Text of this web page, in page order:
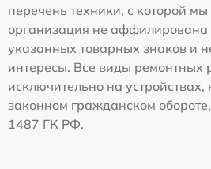
перечень техники, с которой
организация не аффилирована
указанных товарных знаков и
интересы. Все виды ремонтных
исключительно на
законном гражданском обороте,
1487 ГК РФ.